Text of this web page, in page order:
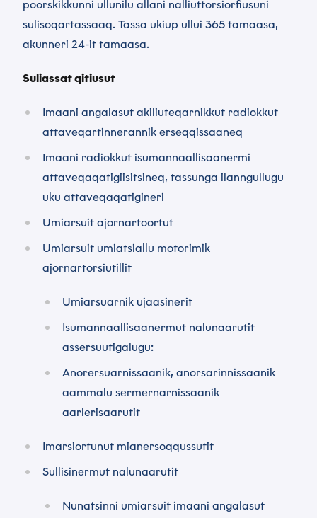
poorskikkunni ullunilu allani nalliuttorsiorfiusuni
sulisoqartassaaq. Tassa ukiup ullui 365 tamaasa,
akunneri 24-it tamaasa.
Suliassat qitiusut
Imaani angalasut akiliuteqarnikkut radiokkut
attaveqartinnerannik erseqqissaaneq
Imaani radiokkut isumannaallisaanermi
attaveqaqatigiisitsineq, tassunga ilanngullugu
uku attaveqaqatigineri
Umiarsuit ajornartoortut
Umiarsuit umiatsiallu motorimik
ajornartorsiutillit
Umiarsuarnik ujaasinerit
Isumannaallisaanermut nalunaarutit
assersuutigalugu:
Anorersuarnissaanik, anorsarinnissaanik
aammalu sermernarnissaanik
aarlerisaarutit
Imarsiortunut mianersoqqussutit
Sullisinermut nalunaarutit
Nunatsinni umiarsuit imaani angalasut